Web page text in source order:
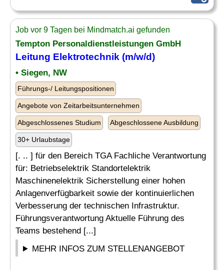
Job vor 9 Tagen bei Mindmatch.ai gefunden
Tempton Personaldienstleistungen GmbH
Leitung Elektrotechnik (m/w/d)
• Siegen, NW
Führungs-/ Leitungspositionen
Angebote von Zeitarbeitsunternehmen
Abgeschlossenes Studium Abgeschlossene Ausbildung
30+ Urlaubstage
[. .. ] für den Bereich TGA Fachliche Verantwortung
für: Betriebselektrik Standortelektrik
Maschinenelektrik Sicherstellung einer hohen
Anlagenverfügbarkeit sowie der kontinuierlichen
Verbesserung der technischen Infrastruktur.
Führungsverantwortung Aktuelle Führung des
Teams bestehend [...]
MEHR INFOS ZUM STELLENANGEBOT